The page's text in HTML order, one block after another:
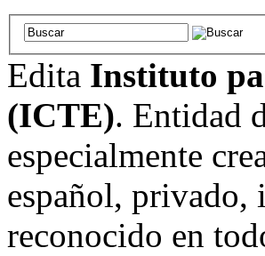
Edita Instituto
(ICTE). Entidad
especialmente
español, privado,
reconocido en